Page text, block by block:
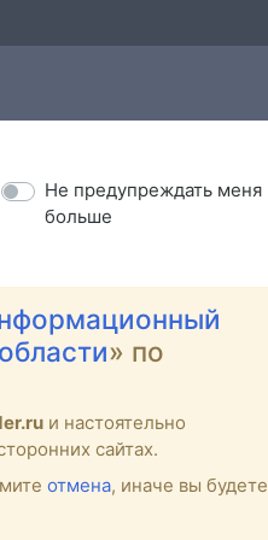
Не предупреждать меня
больше
» по
и настоятельно
сайтах.
отмена, иначе вы будете